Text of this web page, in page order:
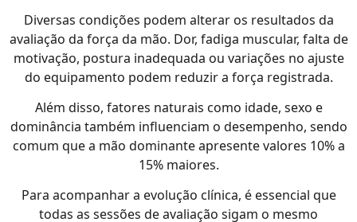
Diversas condições podem alterar os resultados da
avaliação da força da mão. Dor, fadiga muscular, falta de
motivação, postura inadequada ou variações no ajuste
do equipamento podem reduzir a força registrada.
Além disso, fatores naturais como idade, sexo e
dominância também influenciam o desempenho, sendo
comum que a mão dominante apresente valores 10% a
15% maiores.
Para acompanhar a evolução clínica, é essencial que
todas as sessões de avaliação sigam o mesmo